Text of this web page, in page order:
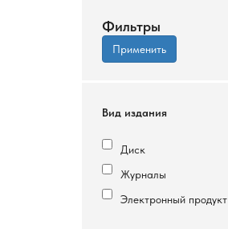
Фильтры
Вид издания
Диск
Журналы
Электронный продукт